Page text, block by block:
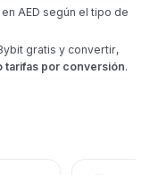
AED según el tipo de
gratis y convertir,
tarifas por conversión.